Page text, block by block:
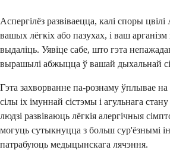
Аспергілёз развіваецца, калі споры
вашых лёгкіх або пазухах, і ваш
выдаліць. Уявіце сабе, што гэта
вырашылі абжыцца ў вашай дыхальнай
Гэта захворванне па-рознаму ўплывае
сілы іх імуннай сістэмы і агульнага
людзі развіваюць лёгкія алергічныя
могуць сутыкнуцца з больш сур'ёзнымі
патрабуюць медыцынскага лячэння.